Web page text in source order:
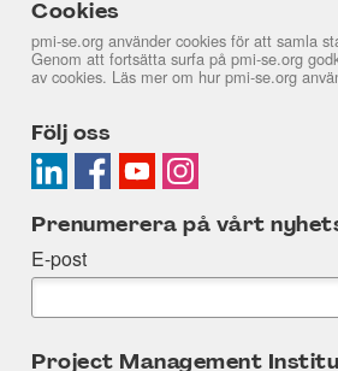
Cookies
pmi-se.org använder cookies för att samla
Genom att fortsätta surfa på pmi-se.org
av cookies. Läs mer om hur pmi-se.org
Följ oss
Prenumerera på vårt
E-post
Project Management